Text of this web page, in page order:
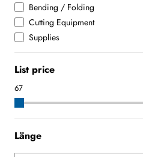
Bending / Folding
Cutting Equipment
Supplies
List price
Länge